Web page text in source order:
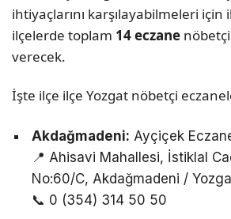
ihtiyaçlarını karşılayabilmeleri
ilçelerde toplam 14 eczane
verecek.
İşte ilçe ilçe Yozgat nöbetçi
Akdağmadeni: Ayçiçek
📍 Ahisavi Mahallesi, İstiklal
No:60/C, Akdağmadeni /
📞 0 (354) 314 50 50